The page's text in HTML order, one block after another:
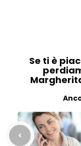
Se ti è